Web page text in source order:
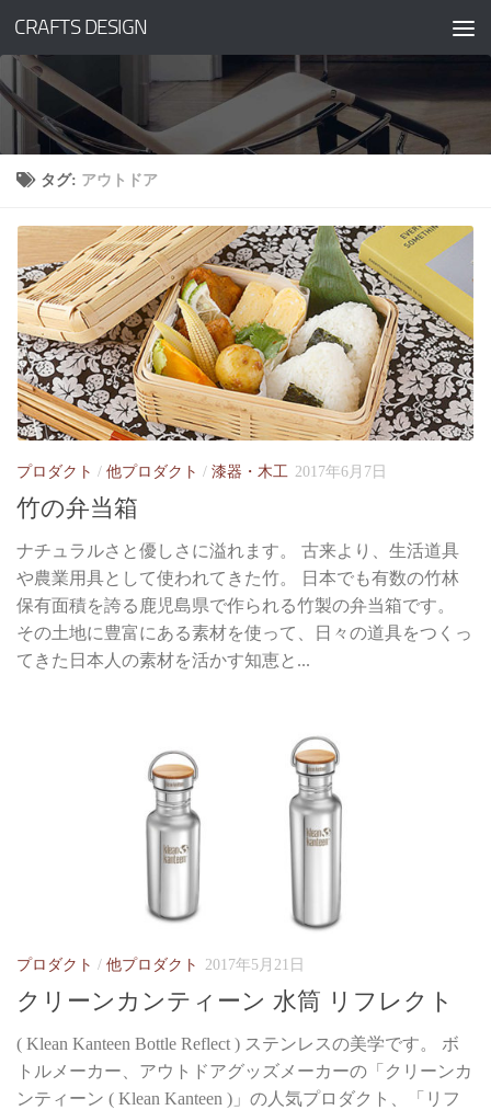
コンテンツへスキップ
CRAFTS DESIGN
タグ: アウトドア
プロダクト / 他プロダクト / 漆器・木工 2017年6月7日
竹の弁当箱
ナチュラルさと優しさに溢れます。 古来より、生活道具
や農業用具として使われてきた竹。 日本でも有数の竹林
保有面積を誇る鹿児島県で作られる竹製の弁当箱です。
その土地に豊富にある素材を使って、日々の道具をつくっ
てきた日本人の素材を活かす知恵と...
プロダクト / 他プロダクト 2017年5月21日
クリーンカンティーン 水筒 リフレクト
( Klean Kanteen Bottle Reflect ) ステンレスの美学です。 ボ
トルメーカー、アウトドアグッズメーカーの「クリーンカ
ンティーン ( Klean Kanteen )」の人気プロダクト、「リフ